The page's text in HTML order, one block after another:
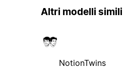
Altri modelli simili
NotionTwins